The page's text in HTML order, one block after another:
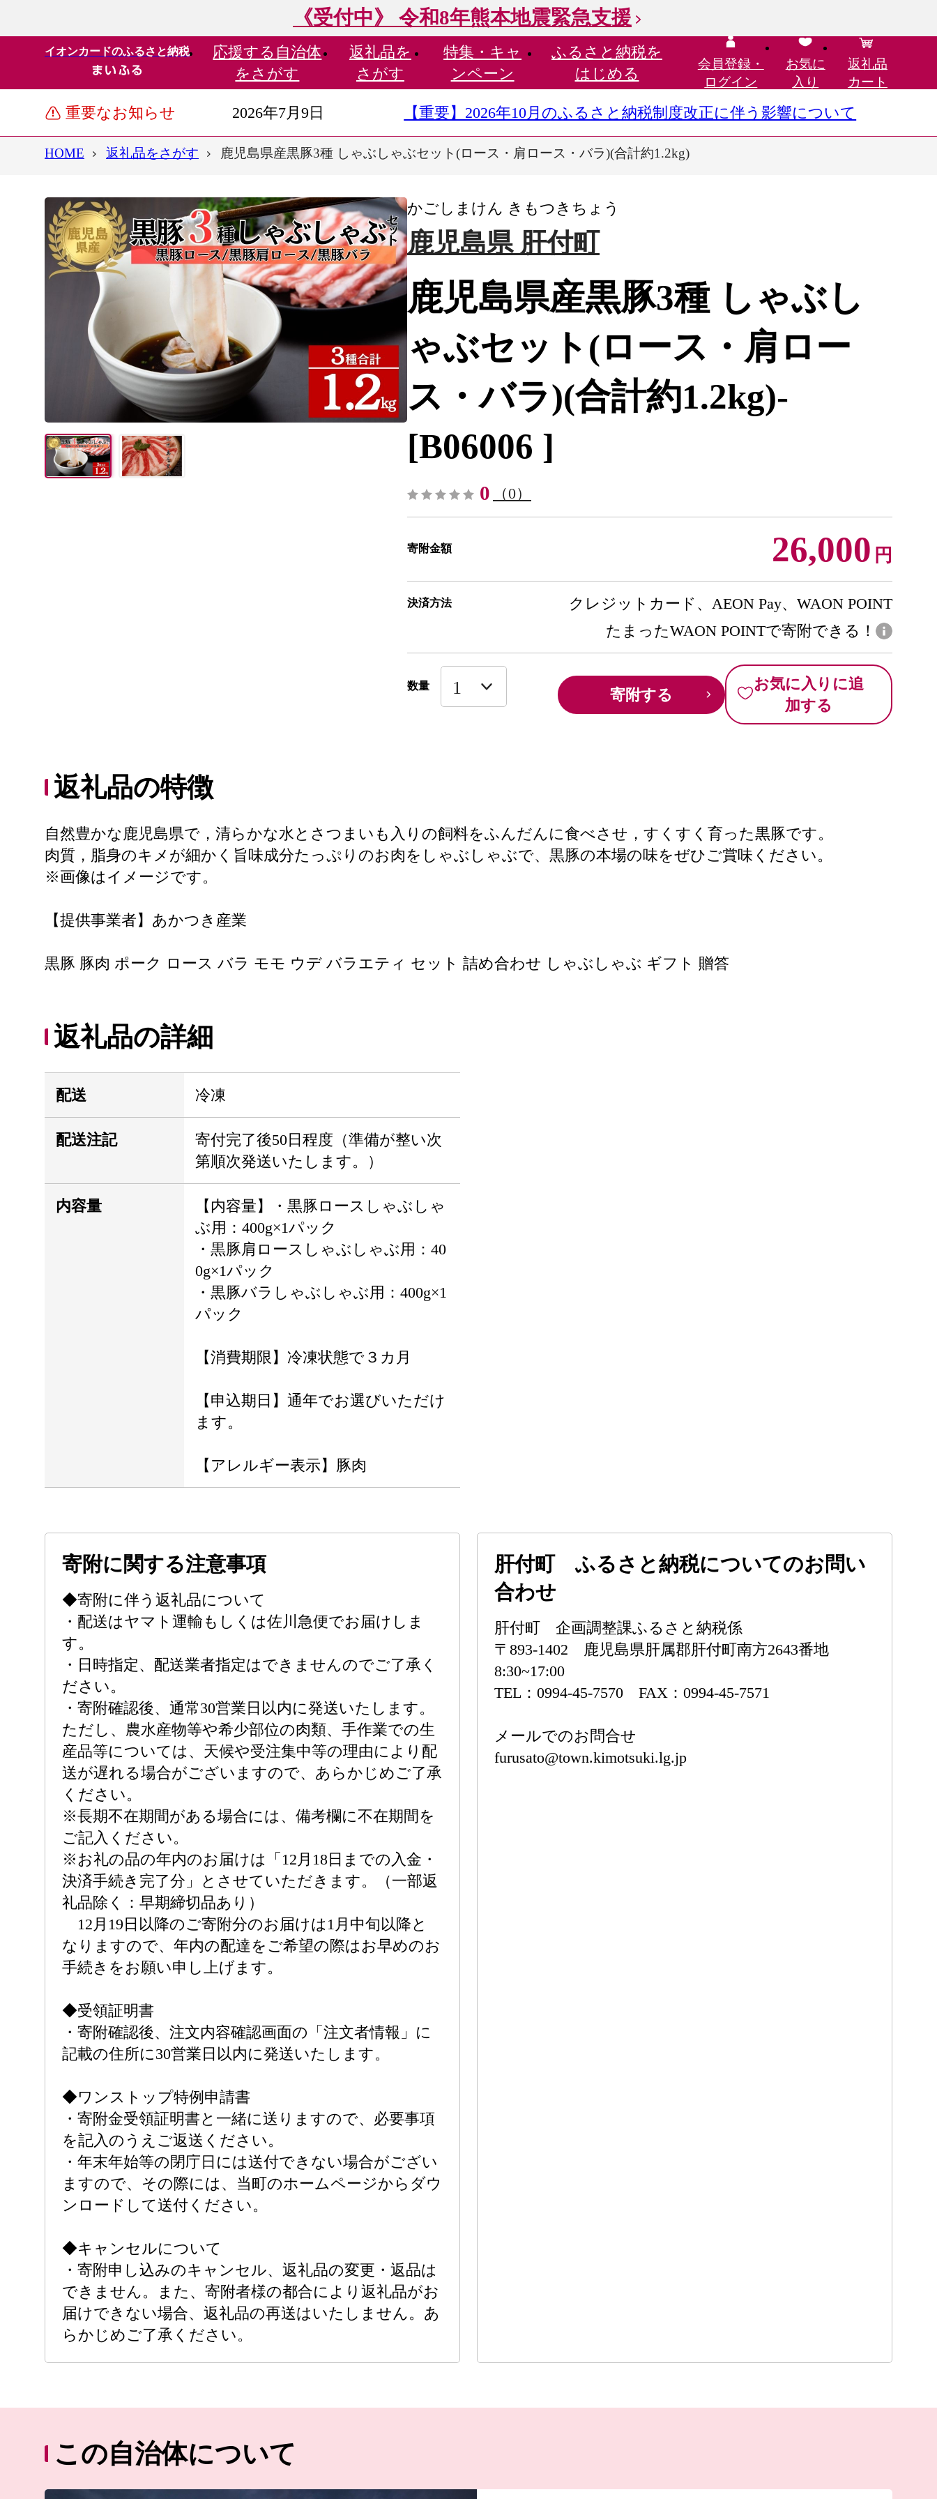
《受付中》 令和8年熊本地震緊急支援
イオンカードのふるさと納税 応援する 自治体
をさがす
返礼品を
さがす
特集・ キャ
ンペーン
ふるさと納税を
はじめる
会員登録・
ログイン
お気に
入り
返礼品
カート
重要なお知らせ 2026年7月9日 【重要】2026年10月のふるさと納税制度改正に伴う影響について
HOME 返礼品をさがす 鹿児島県産黒豚3種 しゃぶしゃぶセット(ロース・肩ロース・バラ)(合計約1.2kg)
かごしまけん きもつきちょう
鹿児島県 肝付町
鹿児島県産黒豚3種 しゃぶし
ゃぶセット(ロース・肩ロー
ス・バラ)(合計約1.2kg)-
[B06006 ]
0 （0）
寄附金額 26,000 円
決済方法
クレジットカード、AEON Pay、WAON POINT
たまったWAON POINTで寄附できる！
数量 寄附する
お気に入りに追
加する
返礼品の特徴
自然豊かな鹿児島県で，清らかな水とさつまいも入りの飼料をふんだんに食べさせ，すくすく育った黒豚です。
肉質，脂身のキメが細かく旨味成分たっぷりのお肉をしゃぶしゃぶで、黒豚の本場の味をぜひご賞味ください。
※画像はイメージです。
【提供事業者】あかつき産業
黒豚 豚肉 ポーク ロース バラ モモ ウデ バラエティ セット 詰め合わせ しゃぶしゃぶ ギフト 贈答
返礼品の詳細
配送 冷凍
配送注記
寄付完了後50日程度（準備が整い次
第順次発送いたします。）
内容量
【内容量】・黒豚ロースしゃぶしゃ
ぶ用：400g×1パック
・黒豚肩ロースしゃぶしゃぶ用：40
0g×1パック
・黒豚バラしゃぶしゃぶ用：400g×1
パック
【消費期限】冷凍状態で３カ月
【申込期日】通年でお選びいただけ
ます。
【アレルギー表示】豚肉
寄附に関する注意事項
◆寄附に伴う返礼品について
・配送はヤマト運輸もしくは佐川急便でお届けしま
す。
・日時指定、配送業者指定はできませんのでご了承く
ださい。
・寄附確認後、通常30営業日以内に発送いたします。
ただし、農水産物等や希少部位の肉類、手作業での生
産品等については、天候や受注集中等の理由により配
送が遅れる場合がございますので、あらかじめご了承
ください。
※長期不在期間がある場合には、備考欄に不在期間を
ご記入ください。
※お礼の品の年内のお届けは「12月18日までの入金・
決済手続き完了分」とさせていただきます。（一部返
礼品除く：早期締切品あり）
12月19日以降のご寄附分のお届けは1月中旬以降と
なりますので、年内の配達をご希望の際はお早めのお
手続きをお願い申し上げます。
◆受領証明書
・寄附確認後、注文内容確認画面の「注文者情報」に
記載の住所に30営業日以内に発送いたします。
◆ワンストップ特例申請書
・寄附金受領証明書と一緒に送りますので、必要事項
を記入のうえご返送ください。
・年末年始等の閉庁日には送付できない場合がござい
ますので、その際には、当町のホームページからダウ
ンロードして送付ください。
◆キャンセルについて
・寄附申し込みのキャンセル、返礼品の変更・返品は
できません。また、寄附者様の都合により返礼品がお
届けできない場合、返礼品の再送はいたしません。あ
らかじめご了承ください。
肝付町 ふるさと納税についてのお問い
合わせ
肝付町 企画調整課ふるさと納税係
〒893-1402 鹿児島県肝属郡肝付町南方2643番地
8:30~17:00
TEL：0994-45-7570 FAX：0994-45-7571
メールでのお問合せ
furusato@town.kimotsuki.lg.jp
この自治体について